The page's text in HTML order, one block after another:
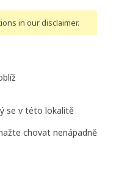
in our disclaimer.
se v této lokalitě
chovat nenápadně